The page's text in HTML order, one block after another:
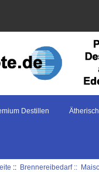
Destillen
:: Brennereibedarf ::